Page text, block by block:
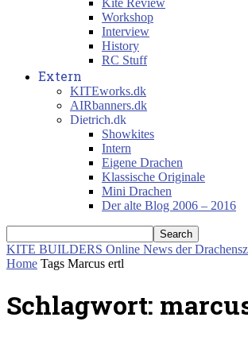
Kite Review
Workshop
Interview
History
RC Stuff
Extern
KITEworks.dk
AIRbanners.dk
Dietrich.dk
Showkites
Intern
Eigene Drachen
Klassische Originale
Mini Drachen
Der alte Blog 2006 – 2016
KITE BUILDERS Online News der
Home Tags Marcus ertl
Schlagwort: